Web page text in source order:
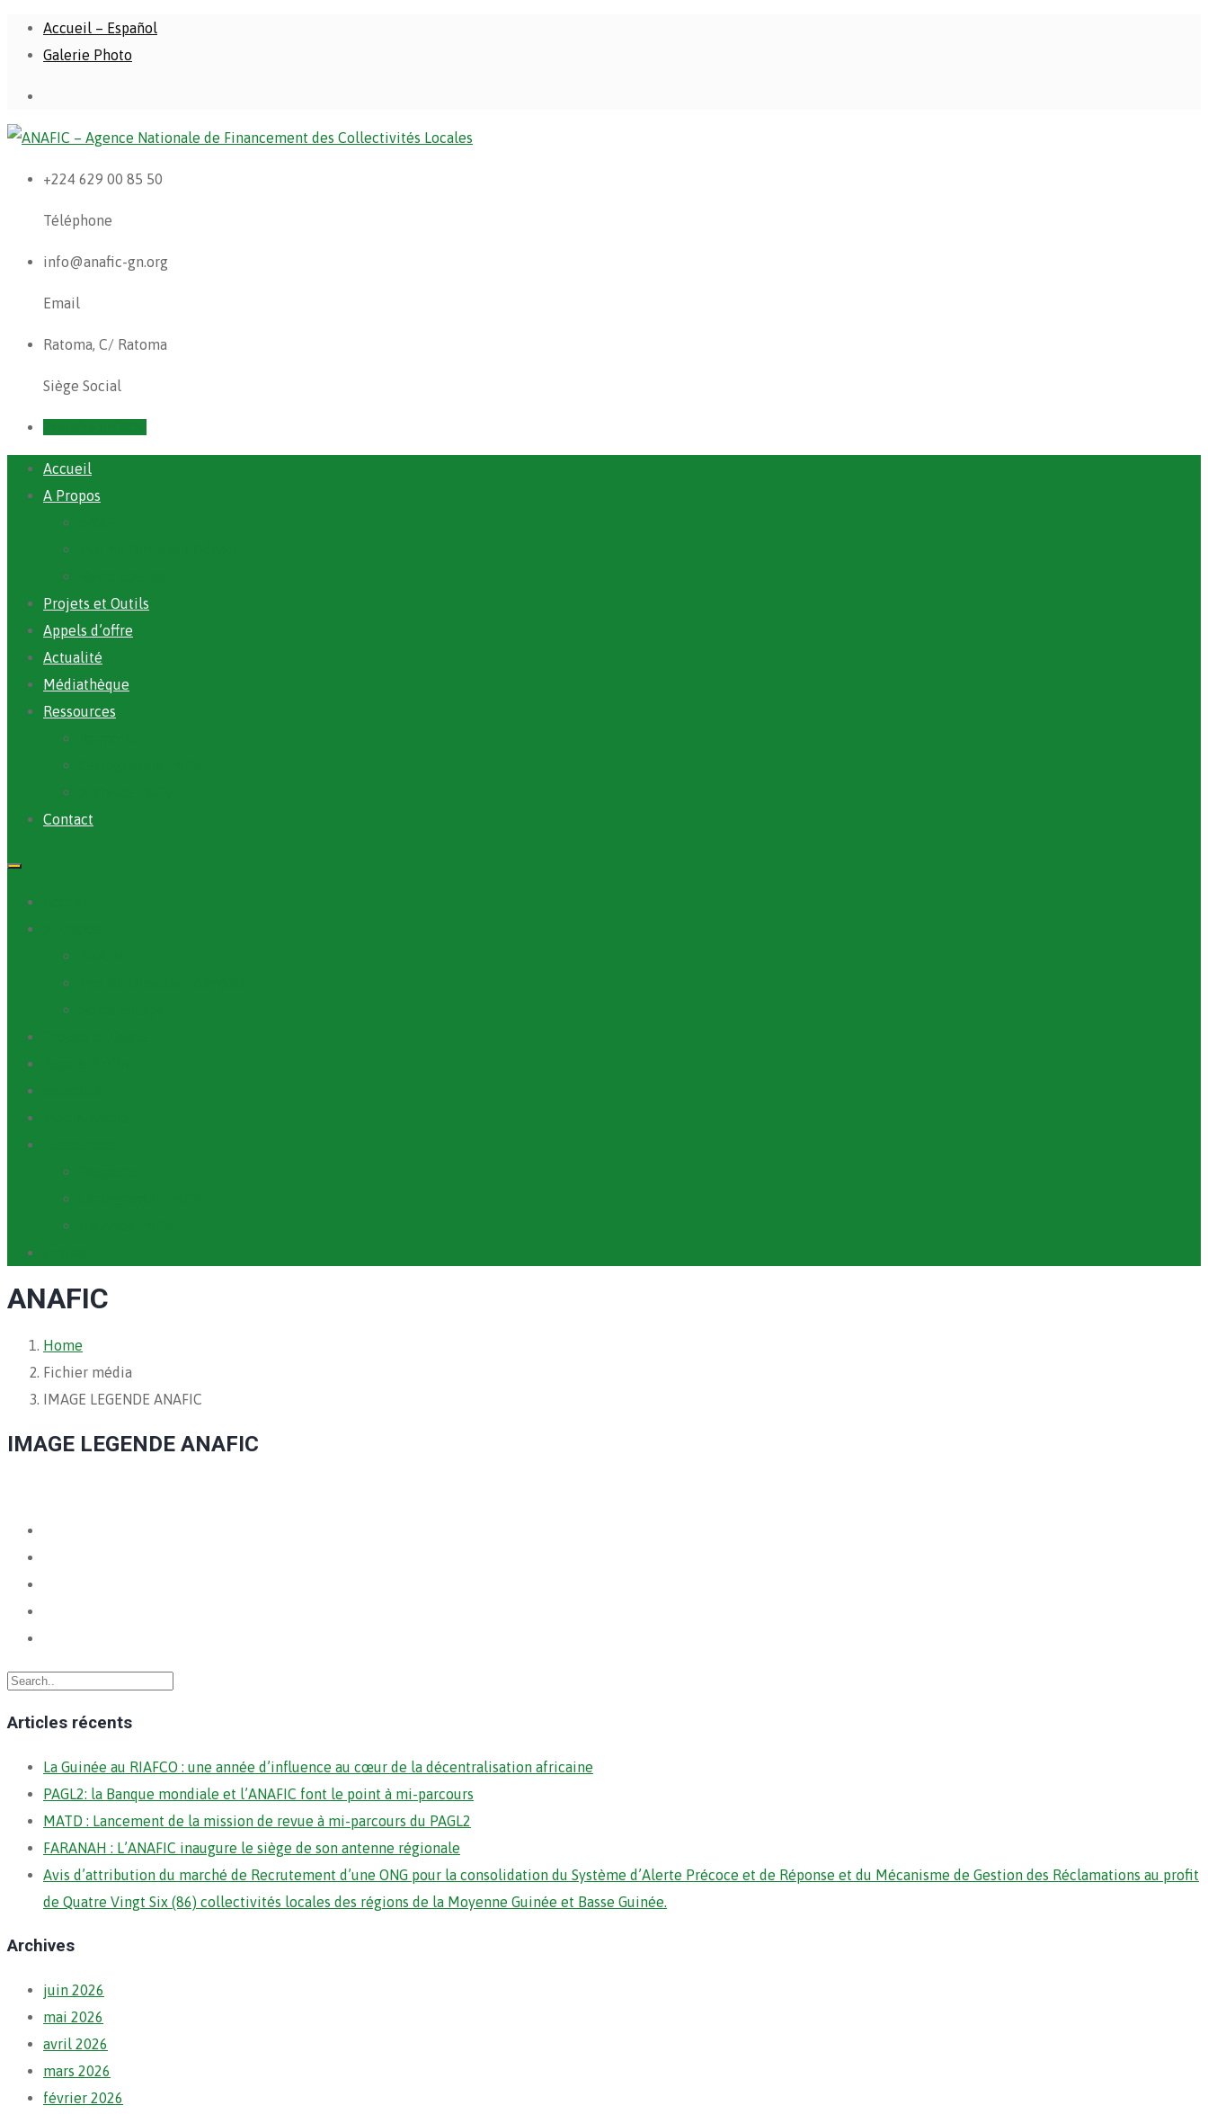
Accueil – Español
Galerie Photo
+224 629 00 85 50
Téléphone
info@anafic-gn.org
Email
Ratoma, C/ Ratoma
Siège Social
Accueil
A Propos
Projets et Outils
Appels d’offre
Actualité
Médiathèque
Ressources
Contact
ANAFIC
Home
Fichier média
IMAGE LEGENDE ANAFIC
IMAGE LEGENDE ANAFIC
Articles récents
La Guinée au RIAFCO : une année d’influence au cœur de la décentralisation africaine
PAGL2: la Banque mondiale et l’ANAFIC font le point à mi-parcours
MATD : Lancement de la mission de revue à mi-parcours du PAGL2
FARANAH : L’ANAFIC inaugure le siège de son antenne régionale
Avis d’attribution du marché de Recrutement d’une ONG pour la consolidation du Système d’Alerte Précoce et de Réponse et du Mécanisme de Gestion des Réclamations au profit
de Quatre Vingt Six (86) collectivités locales des régions de la Moyenne Guinée et Basse Guinée.
Archives
juin 2026
mai 2026
avril 2026
mars 2026
février 2026